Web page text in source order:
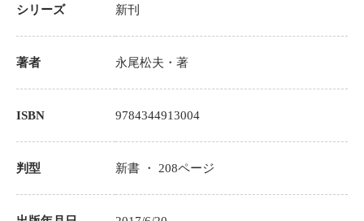
シリーズ 新刊
著者 永尾松夫 ・著
ISBN 9784344913004
判型 新書 ・ 208ページ